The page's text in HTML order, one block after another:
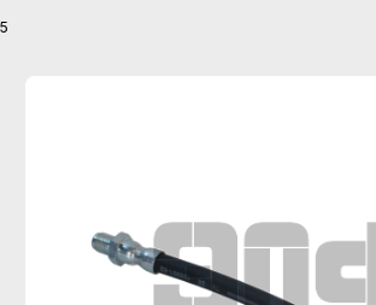
5